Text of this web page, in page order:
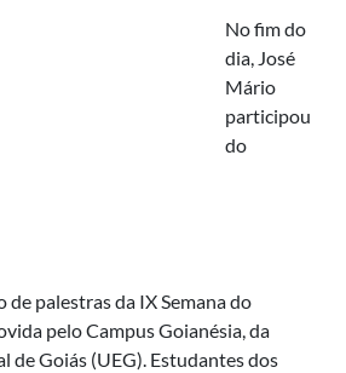
No fim do
dia, José
Mário
participou
do
palestras da IX Semana do
pelo Campus Goianésia, da
de Goiás (UEG). Estudantes dos